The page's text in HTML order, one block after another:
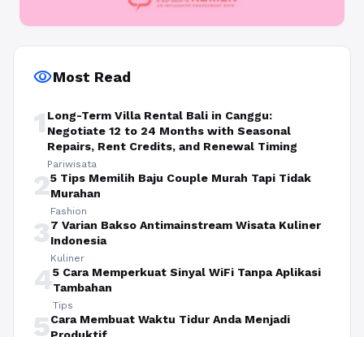
visibilityMost Read
1 Long-Term Villa Rental Bali in Canggu:
Negotiate 12 to 24 Months with Seasonal
Repairs, Rent Credits, and Renewal Timing
Pariwisata
25 Tips Memilih Baju Couple Murah Tapi Tidak
Murahan
Fashion
37 Varian Bakso Antimainstream Wisata Kuliner
Indonesia
Kuliner
45 Cara Memperkuat Sinyal WiFi Tanpa Aplikasi
Tambahan
Tips
5Cara Membuat Waktu Tidur Anda Menjadi